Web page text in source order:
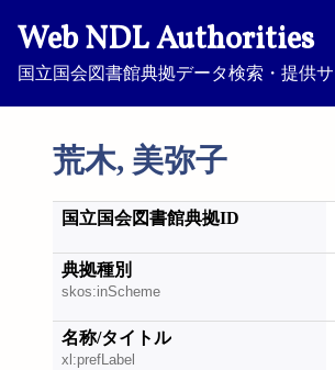
Web NDL Authorities
国立国会図書館典拠データ検索・提供
荒木, 美弥子
国立国会図書館典拠ID
典拠種別
skos:inScheme
名称/タイトル
xl:prefLabel